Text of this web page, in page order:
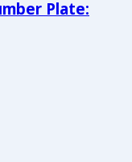
Plate: